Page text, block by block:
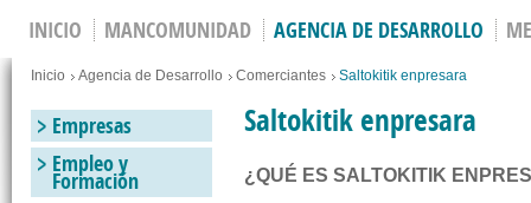
INICIO MANCOMUNIDAD AGENCIA DE DESARROLLO
You are here
Inicio Agencia de Desarrollo Comerciantes Saltokitik enpresara
Saltokitik enpresara
¿QUÉ ES SALTOKITIK
Empresas
Empleo y
Formación